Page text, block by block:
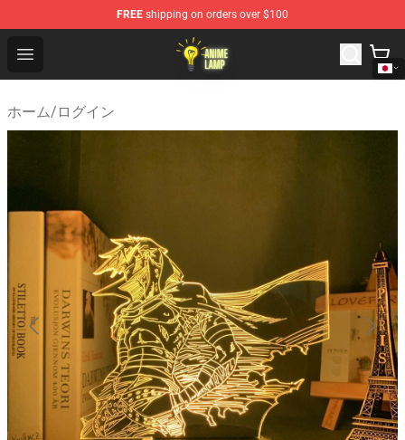
FREE shipping on orders over $100
Open menu
Anime Lamp Shop - The Best Store of Anime Lamp
ホーム/ ログイン